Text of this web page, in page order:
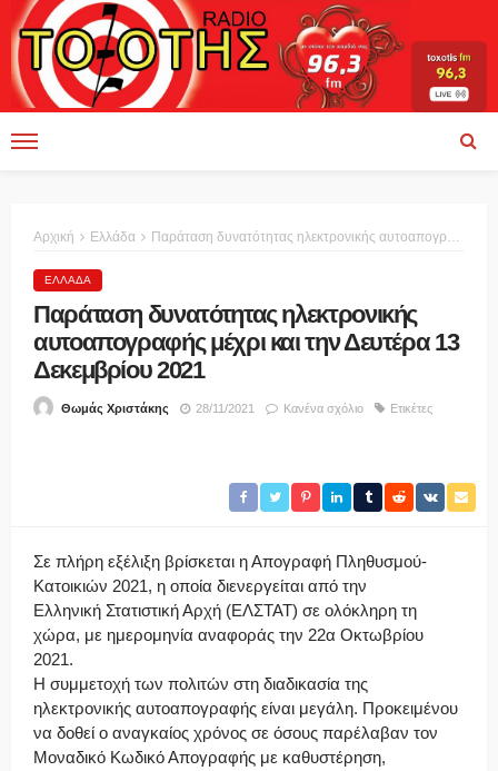
Αρχική Ελλάδα Παράταση δυνατότητας ηλεκτρονικής αυτοαπογραφής μέχρι και την Δευτέρα 13 Δεκεμβρίου 2021
ΕΛΛΆΔΑ
Παράταση δυνατότητας ηλεκτρονικής
αυτοαπογραφής μέχρι και την Δευτέρα 13
Δεκεμβρίου 2021
Θωμάς Χριστάκης 28/11/2021 Κανένα σχόλιο Ετικέτες
Σε πλήρη εξέλιξη βρίσκεται η Απογραφή Πληθυσμού-
Κατοικιών 2021, η οποία διενεργείται από την
Ελληνική Στατιστική Αρχή (ΕΛΣΤΑΤ) σε ολόκληρη τη
χώρα, με ημερομηνία αναφοράς την 22α Οκτωβρίου
2021.
Η συμμετοχή των πολιτών στη διαδικασία της
ηλεκτρονικής αυτοαπογραφής είναι μεγάλη. Προκειμένου
να δοθεί ο αναγκαίος χρόνος σε όσους παρέλαβαν τον
Μοναδικό Κωδικό Απογραφής με καθυστέρηση,